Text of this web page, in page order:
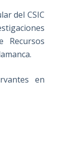
del CSIC
Recursos